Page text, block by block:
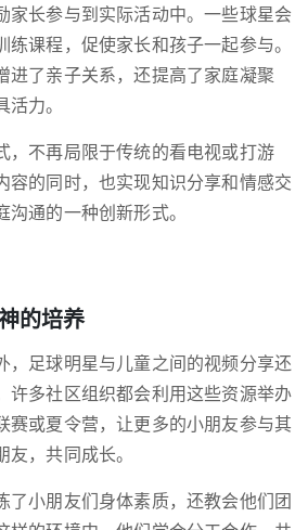
家长参与到实际活动中。一些球星会
课程，促使家长和孩子一起参与。
进了亲子关系，还提高了家庭凝聚
力。
，不再局限于传统的看电视或打游
容的同时，也实现知识分享和情感交
通的一种创新形式。
的培养
，足球明星与儿童之间的视频分享还
许多社区组织都会利用这些资源举办
赛或夏令营，让更多的小朋友参与其
，共同成长。
了小朋友们身体素质，还教会他们团